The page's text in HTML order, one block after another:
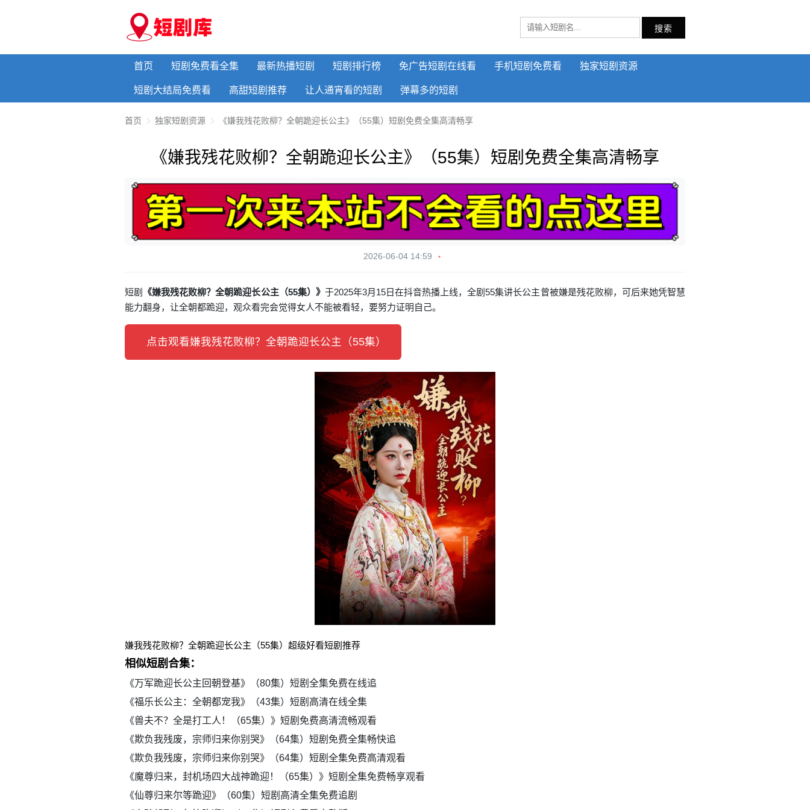
搜索
首页 短剧免费看全集 最新热播短剧 短剧排行榜 免广告短剧在线看 手机短剧免费看 独家短剧资源
短剧大结局免费看 高甜短剧推荐 让人通宵看的短剧 弹幕多的短剧
首页 独家短剧资源 《嫌我残花败柳？全朝跪迎长公主》（55集）短剧免费全集高清畅享
《嫌我残花败柳？全朝跪迎长公主》（55集）短剧免费全集高清畅享
2026-06-04 14:59
短剧 《嫌我残花败柳？全朝跪迎长公主（55集）》 于2025年3月15日在抖音热播上线，全剧55集讲长公主曾被嫌是残花败柳，可后来她凭智慧
能力翻身，让全朝都跪迎，观众看完会觉得女人不能被看轻，要努力证明自己。
点击观看嫌我残花败柳？全朝跪迎长公主（55集）
嫌我残花败柳？全朝跪迎长公主（55集）超级好看短剧推荐
相似短剧合集：
《万军跪迎长公主回朝登基》（80集）短剧全集免费在线追
《福乐长公主：全朝都宠我》（43集）短剧高清在线全集
《兽夫不？全是打工人！（65集）》短剧免费高清流畅观看
《欺负我残废，宗师归来你别哭》（64集）短剧免费全集畅快追
《欺负我残废，宗师归来你别哭》（64集）短剧全集免费高清观看
《魔尊归来，封机场四大战神跪迎！（65集）》短剧全集免费畅享观看
《仙尊归来尔等跪迎》（60集）短剧高清全集免费追剧